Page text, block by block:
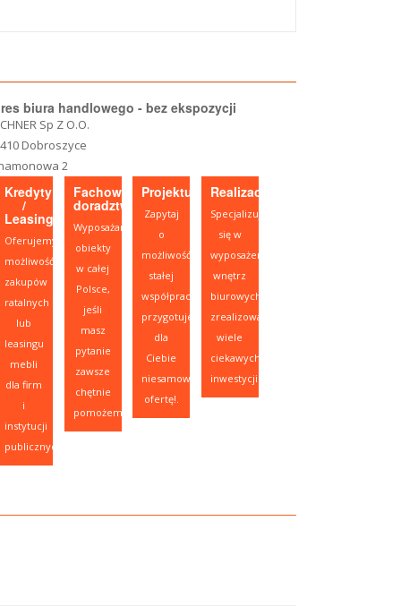
biura handlowego - bez ekspozycji
Sp Z O.O.
Dobroszyce
2
Kredyty
/
Leasing
Oferujemy
możliwość
zakupów
ratalnych
lub
leasingu
mebli
dla firm
i
instytucji
publicznych.
Fachowe
doradztwo
Wyposażamy
obiekty
w całej
Polsce,
jeśli
masz
pytanie
zawsze
chętnie
pomożemy.
Projektujesz?
Zapytaj
o
możliwość
stałej
współpracy,
przygotujemy
dla
Ciebie
niesamowitą
ofertę!.
Realizacje
Specjalizujemy
się w
wyposażeniu
wnętrz
biurowych,
zrealizowaliśmy
wiele
ciekawych
inwestycji.